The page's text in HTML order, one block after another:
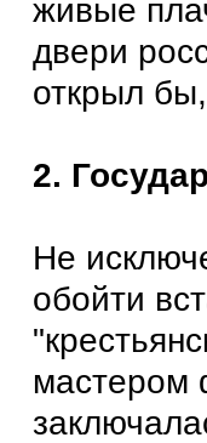
живые
двери
открыл
2.
Не
обойти
мастером